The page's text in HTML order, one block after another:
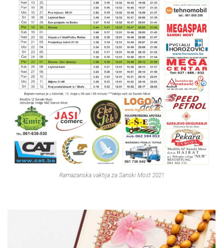
Ramazanska vaktija za Sanski Most 2021